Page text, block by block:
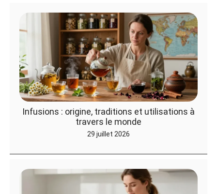
Infusions : origine, traditions et utilisations à
travers le monde
29 juillet 2026